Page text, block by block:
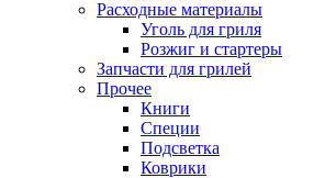
Расходные материалы
Уголь для гриля
Розжиг и стартеры
Запчасти для грилей
Прочее
Книги
Специи
Подсветка
Коврики